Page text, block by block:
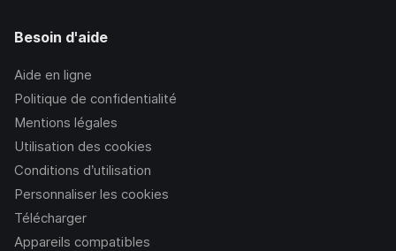
Besoin d'aide
Aide en ligne
Politique de confidentialité
Mentions légales
Utilisation des cookies
Conditions d’utilisation
Personnaliser les cookies
Télécharger
Appareils compatibles